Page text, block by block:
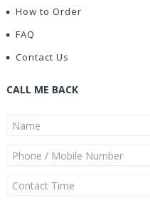
How to Order
FAQ
Contact Us
CALL ME BACK